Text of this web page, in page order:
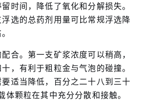
时间，降低了氧化和分解损失。
选的总药剂用量可比常规浮选降
合。第一支矿浆浓度可以稍高，
，有利于粗粒金与气泡的碰撞。
适当降低，百分之二十八到三十
体颗粒在其中充分分散和接触。